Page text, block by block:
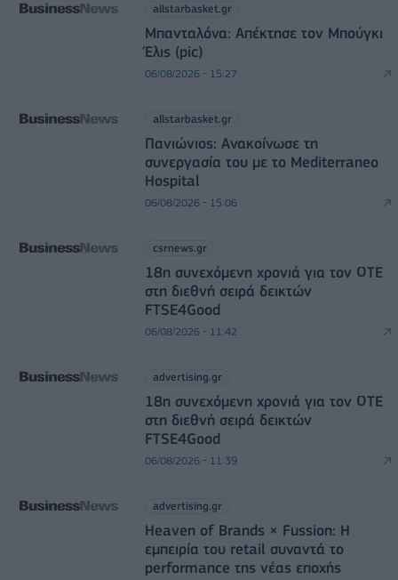
allstarbasket.gr
Μπανταλόνα: Απέκτησε τον Μπούγκι
Έλις (pic)
06/08/2026 - 15:27
allstarbasket.gr
Πανιώνιος: Ανακοίνωσε τη
συνεργασία του με το Mediterraneo
Hospital
06/08/2026 - 15:06
csrnews.gr
18η συνεχόμενη χρονιά για τον ΟΤΕ
στη διεθνή σειρά δεικτών
FTSE4Good
06/08/2026 - 11:42
advertising.gr
18η συνεχόμενη χρονιά για τον ΟΤΕ
στη διεθνή σειρά δεικτών
FTSE4Good
06/08/2026 - 11:39
advertising.gr
Heaven of Brands × Fussion: Η
εμπειρία του retail συναντά το
performance της νέας εποχής